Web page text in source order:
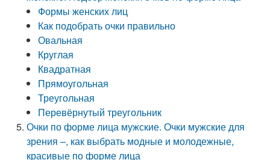
Формы женских лиц
Как подобрать очки правильно
Овальная
Круглая
Квадратная
Прямоугольная
Треугольная
Перевёрнутый треугольник
Очки по форме лица мужские. Очки мужские для
зрения –, как выбрать модные и молодежные,
красивые по форме лица